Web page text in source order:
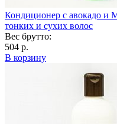
Кондиционер с авокадо и
тонких и сухих волос
Вес брутто:
504 р.
В корзину